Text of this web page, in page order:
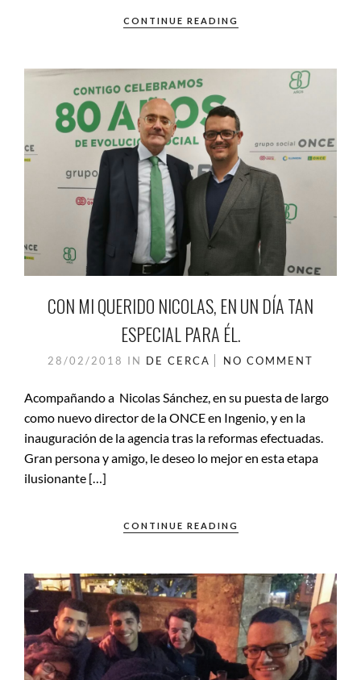
CONTINUE READING
CON MI QUERIDO NICOLAS, EN UN DÍA TAN
ESPECIAL PARA ÉL.
28/02/2018 IN DE CERCA NO COMMENT
Acompañando a Nicolas Sánchez, en su puesta de largo
como nuevo director de la ONCE en Ingenio, y en la
inauguración de la agencia tras la reformas efectuadas.
Gran persona y amigo, le deseo lo mejor en esta etapa
ilusionante […]
CONTINUE READING